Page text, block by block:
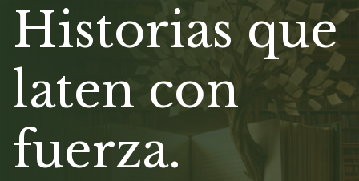
Historias que
laten con
fuerza.